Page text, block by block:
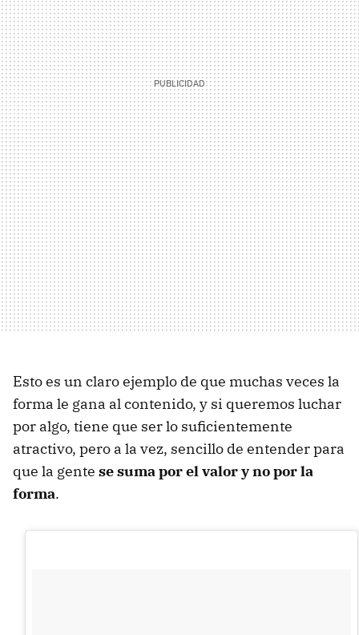
Esto es un claro ejemplo de que muchas veces la
forma le gana al contenido, y si queremos luchar
por algo, tiene que ser lo suficientemente
atractivo, pero a la vez, sencillo de entender para
que la gente se suma por el valor y no por la
forma.